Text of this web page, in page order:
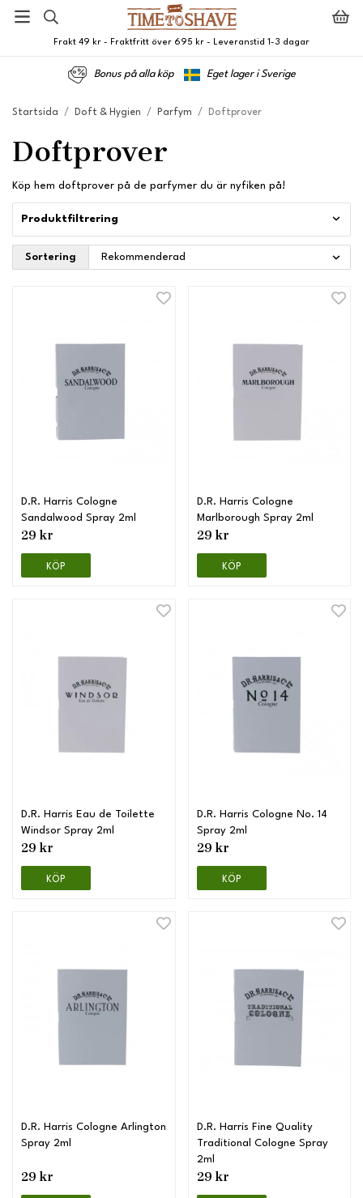
Frakt 49 kr - Fraktfritt över 695 kr - Leveranstid 1-3 dagar
Bonus på alla köp Eget lager i Sverige
Startsida / Doft & Hygien / Parfym / Doftprover
Doftprover
Köp hem doftprover på de parfymer du är nyfiken på!
Produktfiltrering
Sortering
D.R. Harris Cologne
Sandalwood Spray 2ml
29 kr
KÖP
D.R. Harris Cologne
Marlborough Spray 2ml
29 kr
KÖP
D.R. Harris Eau de Toilette
Windsor Spray 2ml
29 kr
KÖP
D.R. Harris Cologne No. 14
Spray 2ml
29 kr
KÖP
D.R. Harris Cologne Arlington
Spray 2ml
29 kr
D.R. Harris Fine Quality
Traditional Cologne Spray
2ml
29 kr